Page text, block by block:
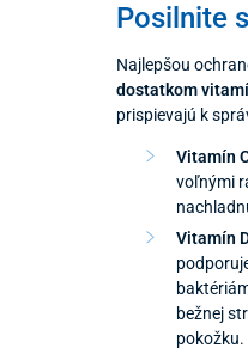
Posilnite
Najlepšou
dostatkom
prispievajú k
Vitamín
voľnými
Vitamín
bežnej
pokožku.